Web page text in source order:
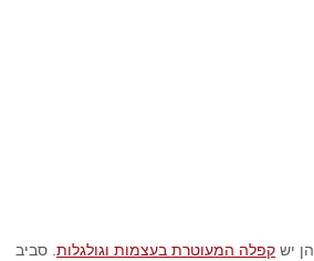
יש קפלה המעוטרת בעצמות וגולגלות. סביב